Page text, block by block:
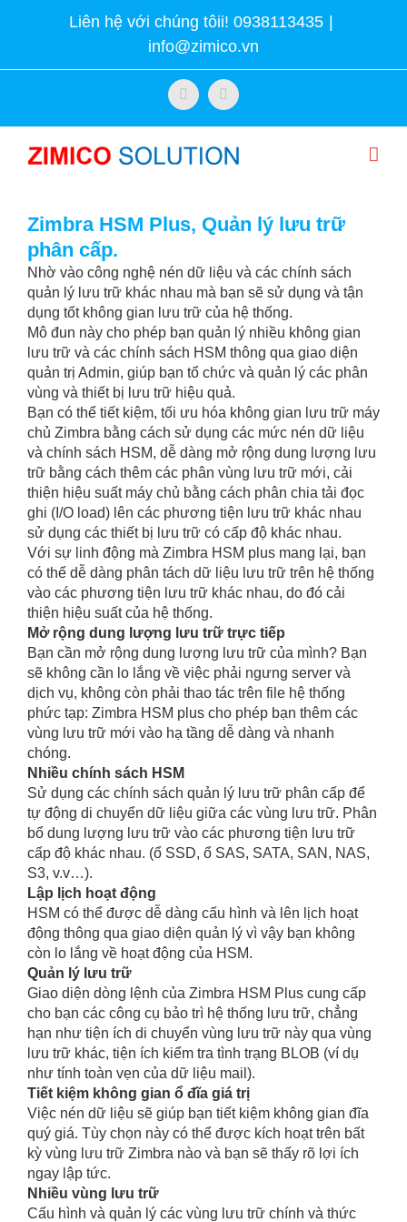
Liên hệ với chúng tôii! 0938113435 |
info@zimico.vn
FacebookTwitter
Zimbra HSM Plus, Quản lý lưu trữ
phân cấp.
Nhờ vào công nghệ nén dữ liệu và các chính sách
quản lý lưu trữ khác nhau mà bạn sẽ sử dụng và tận
dụng tốt không gian lưu trữ của hệ thống.
Mô đun này cho phép bạn quản lý nhiều không gian
lưu trữ và các chính sách HSM thông qua giao diện
quản trị Admin, giúp bạn tổ chức và quản lý các phân
vùng và thiết bị lưu trữ hiệu quả.
Bạn có thể tiết kiệm, tối ưu hóa không gian lưu trữ máy
chủ Zimbra bằng cách sử dụng các mức nén dữ liệu
và chính sách HSM, dễ dàng mở rộng dung lượng lưu
trữ bằng cách thêm các phân vùng lưu trữ mới, cải
thiện hiệu suất máy chủ bằng cách phân chia tải đọc
ghi (I/O load) lên các phương tiện lưu trữ khác nhau
sử dụng các thiết bị lưu trữ có cấp độ khác nhau.
Với sự linh động mà Zimbra HSM plus mang lại, bạn
có thể dễ dàng phân tách dữ liệu lưu trữ trên hệ thống
vào các phương tiện lưu trữ khác nhau, do đó cải
thiện hiệu suất của hệ thống.
Mở rộng dung lượng lưu trữ trực tiếp
Bạn cần mở rộng dung lượng lưu trữ của mình? Bạn
sẽ không cần lo lắng về việc phải ngưng server và
dịch vụ, không còn phải thao tác trên file hệ thống
phức tạp: Zimbra HSM plus cho phép bạn thêm các
vùng lưu trữ mới vào hạ tầng dễ dàng và nhanh
chóng.
Nhiều chính sách HSM
Sử dụng các chính sách quản lý lưu trữ phân cấp để
tự động di chuyển dữ liệu giữa các vùng lưu trữ. Phân
bổ dung lượng lưu trữ vào các phương tiện lưu trữ
cấp độ khác nhau. (ổ SSD, ổ SAS, SATA, SAN, NAS,
S3, v.v…).
Lập lịch hoạt động
HSM có thể được dễ dàng cấu hình và lên lịch hoạt
động thông qua giao diện quản lý vì vậy bạn không
còn lo lắng về hoạt động của HSM.
Quản lý lưu trữ
Giao diện dòng lệnh của Zimbra HSM Plus cung cấp
cho bạn các công cụ bảo trì hệ thống lưu trữ, chẳng
hạn như tiện ích di chuyển vùng lưu trữ này qua vùng
lưu trữ khác, tiện ích kiểm tra tình trạng BLOB (ví dụ
như tính toàn vẹn của dữ liệu mail).
Tiết kiệm không gian ổ đĩa giá trị
Việc nén dữ liệu sẽ giúp bạn tiết kiệm không gian đĩa
quý giá. Tùy chọn này có thể được kích hoạt trên bất
kỳ vùng lưu trữ Zimbra nào và bạn sẽ thấy rõ lợi ích
ngay lập tức.
Nhiều vùng lưu trữ
Cấu hình và quản lý các vùng lưu trữ chính và thức